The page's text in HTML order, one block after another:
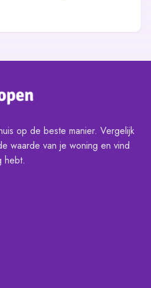
op de beste manier. Vergelijk
waarde van je woning en vind
hebt.